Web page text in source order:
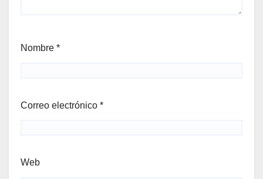
Nombre *
Correo electrónico *
Web